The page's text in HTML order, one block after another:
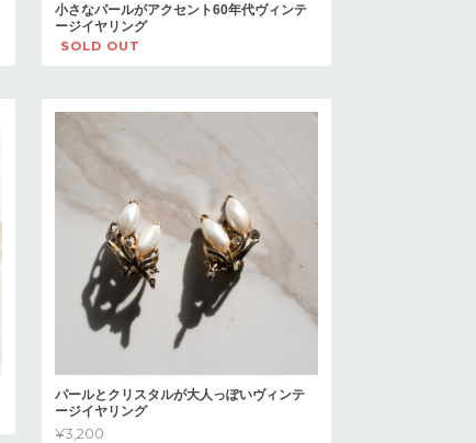
小さなパールがアクセント60年代ヴィンテ
ージイヤリング
SOLD OUT
パールとクリスタルが大人っぽいヴィンテ
ージイヤリング
¥3,200